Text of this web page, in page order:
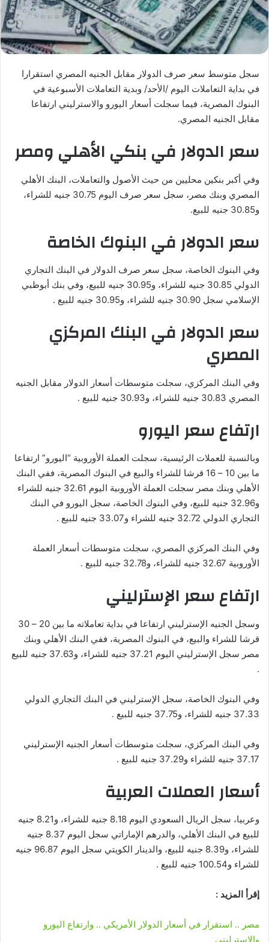
سجل متوسط سعر صرف الدولار مقابل الجنيه المصري استقرارا
في بداية التعاملات اليوم /الأحد/ وبدية التعاملات الأسبوعية في
البنوك المصرية، فيما سجلت أسعار اليورو والاسترليني ارتفاعا
مقابل الجنيه المصري.
سعر الدولار في بنكي الأهلي ومصر
وفي أكبر بنكين محليين من حيث الأصول والتعاملات، البنك الأهلي
المصري وبنك مصر، سجل سعر صرف اليوم 30.75 جنيه للشراء،
و30.85 جنيه للبيع.
سعر الدولار في البنوك الخاصة
وفي البنوك الخاصة، سجل سعر صرف الدولار في البنك التجاري
الدولي 30.85 جنيه للشراء، و30.95 جنيه للبيع، وفي بنك أبوظبي
الإسلامي سجل 30.90 جنيه للشراء، و30.95 جنيه للبيع .
سعر الدولار في البنك المركزي
المصري
وفي البنك المركزي، سجلت متوسطات أسعار الدولار مقابل الجنيه
المصري 30.83 جنيه للشراء، و30.93 جنيه للبيع .
ارتفاع سعر اليورو
وبالنسبة للعملات الرئيسية، سجلت العملة الأوروبية “اليورو” ارتفاعا
ما بين 10 – 16 قرشا للشراء والبيع في البنوك المصرية، ففي البنك
الأهلي وبنك مصر سجلت العملة الأوروبية اليوم 32.61 جنيه للشراء
و32.96 جنيه للبيع، وفي البنوك الخاصة، سجل اليورو في البنك
التجاري الدولي 32.72 جنيه للشراء و33.07 جنيه للبيع .
وفي البنك المركزي المصري، سجلت متوسطات أسعار العملة
الأوروبية 32.67 جنيه للشراء، و32.78 جنيه للبيع .
ارتفاع سعر الإسترليني
وسجل الجنيه الإسترليني ارتفاعا في بداية تعاملاته ما بين 20 – 30
قرشا للشراء والبيع، في البنوك المصرية، ففي البنك الأهلي وبنك
مصر سجل الإسترليني اليوم 37.21 جنيه للشراء، و37.63 جنيه للبيع
.
وفي البنوك الخاصة، سجل الإسترليني في البنك التجاري الدولي
37.33 جنيه للشراء، و37.75 جنيه للبيع .
وفي البنك المركزي، سجلت متوسطات أسعار الجنيه الإسترليني
37.17 جنيه للشراء و37.29 جنيه للبيع .
أسعار العملات العربية
وعربيا، سجل الريال السعودي اليوم 8.18 جنيه للشراء، و8.21 جنيه
للبيع في البنك الأهلي، والدرهم الإماراتي سجل اليوم 8.37 جنيه
للشراء، و8.39 جنيه للبيع، والدينار الكويتي سجل اليوم 96.87 جنيه
للشراء و100.54 جنيه للبيع .
إقرأ المزيد :
مصر .. استقرار في أسعار الدولار الأمريكي .. وارتفاع اليورو
والاسترليني